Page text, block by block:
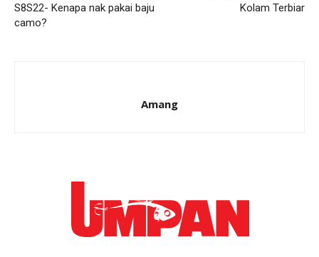
S8S22- Kenapa nak pakai baju
camo?
Kolam Terbiar
Amang